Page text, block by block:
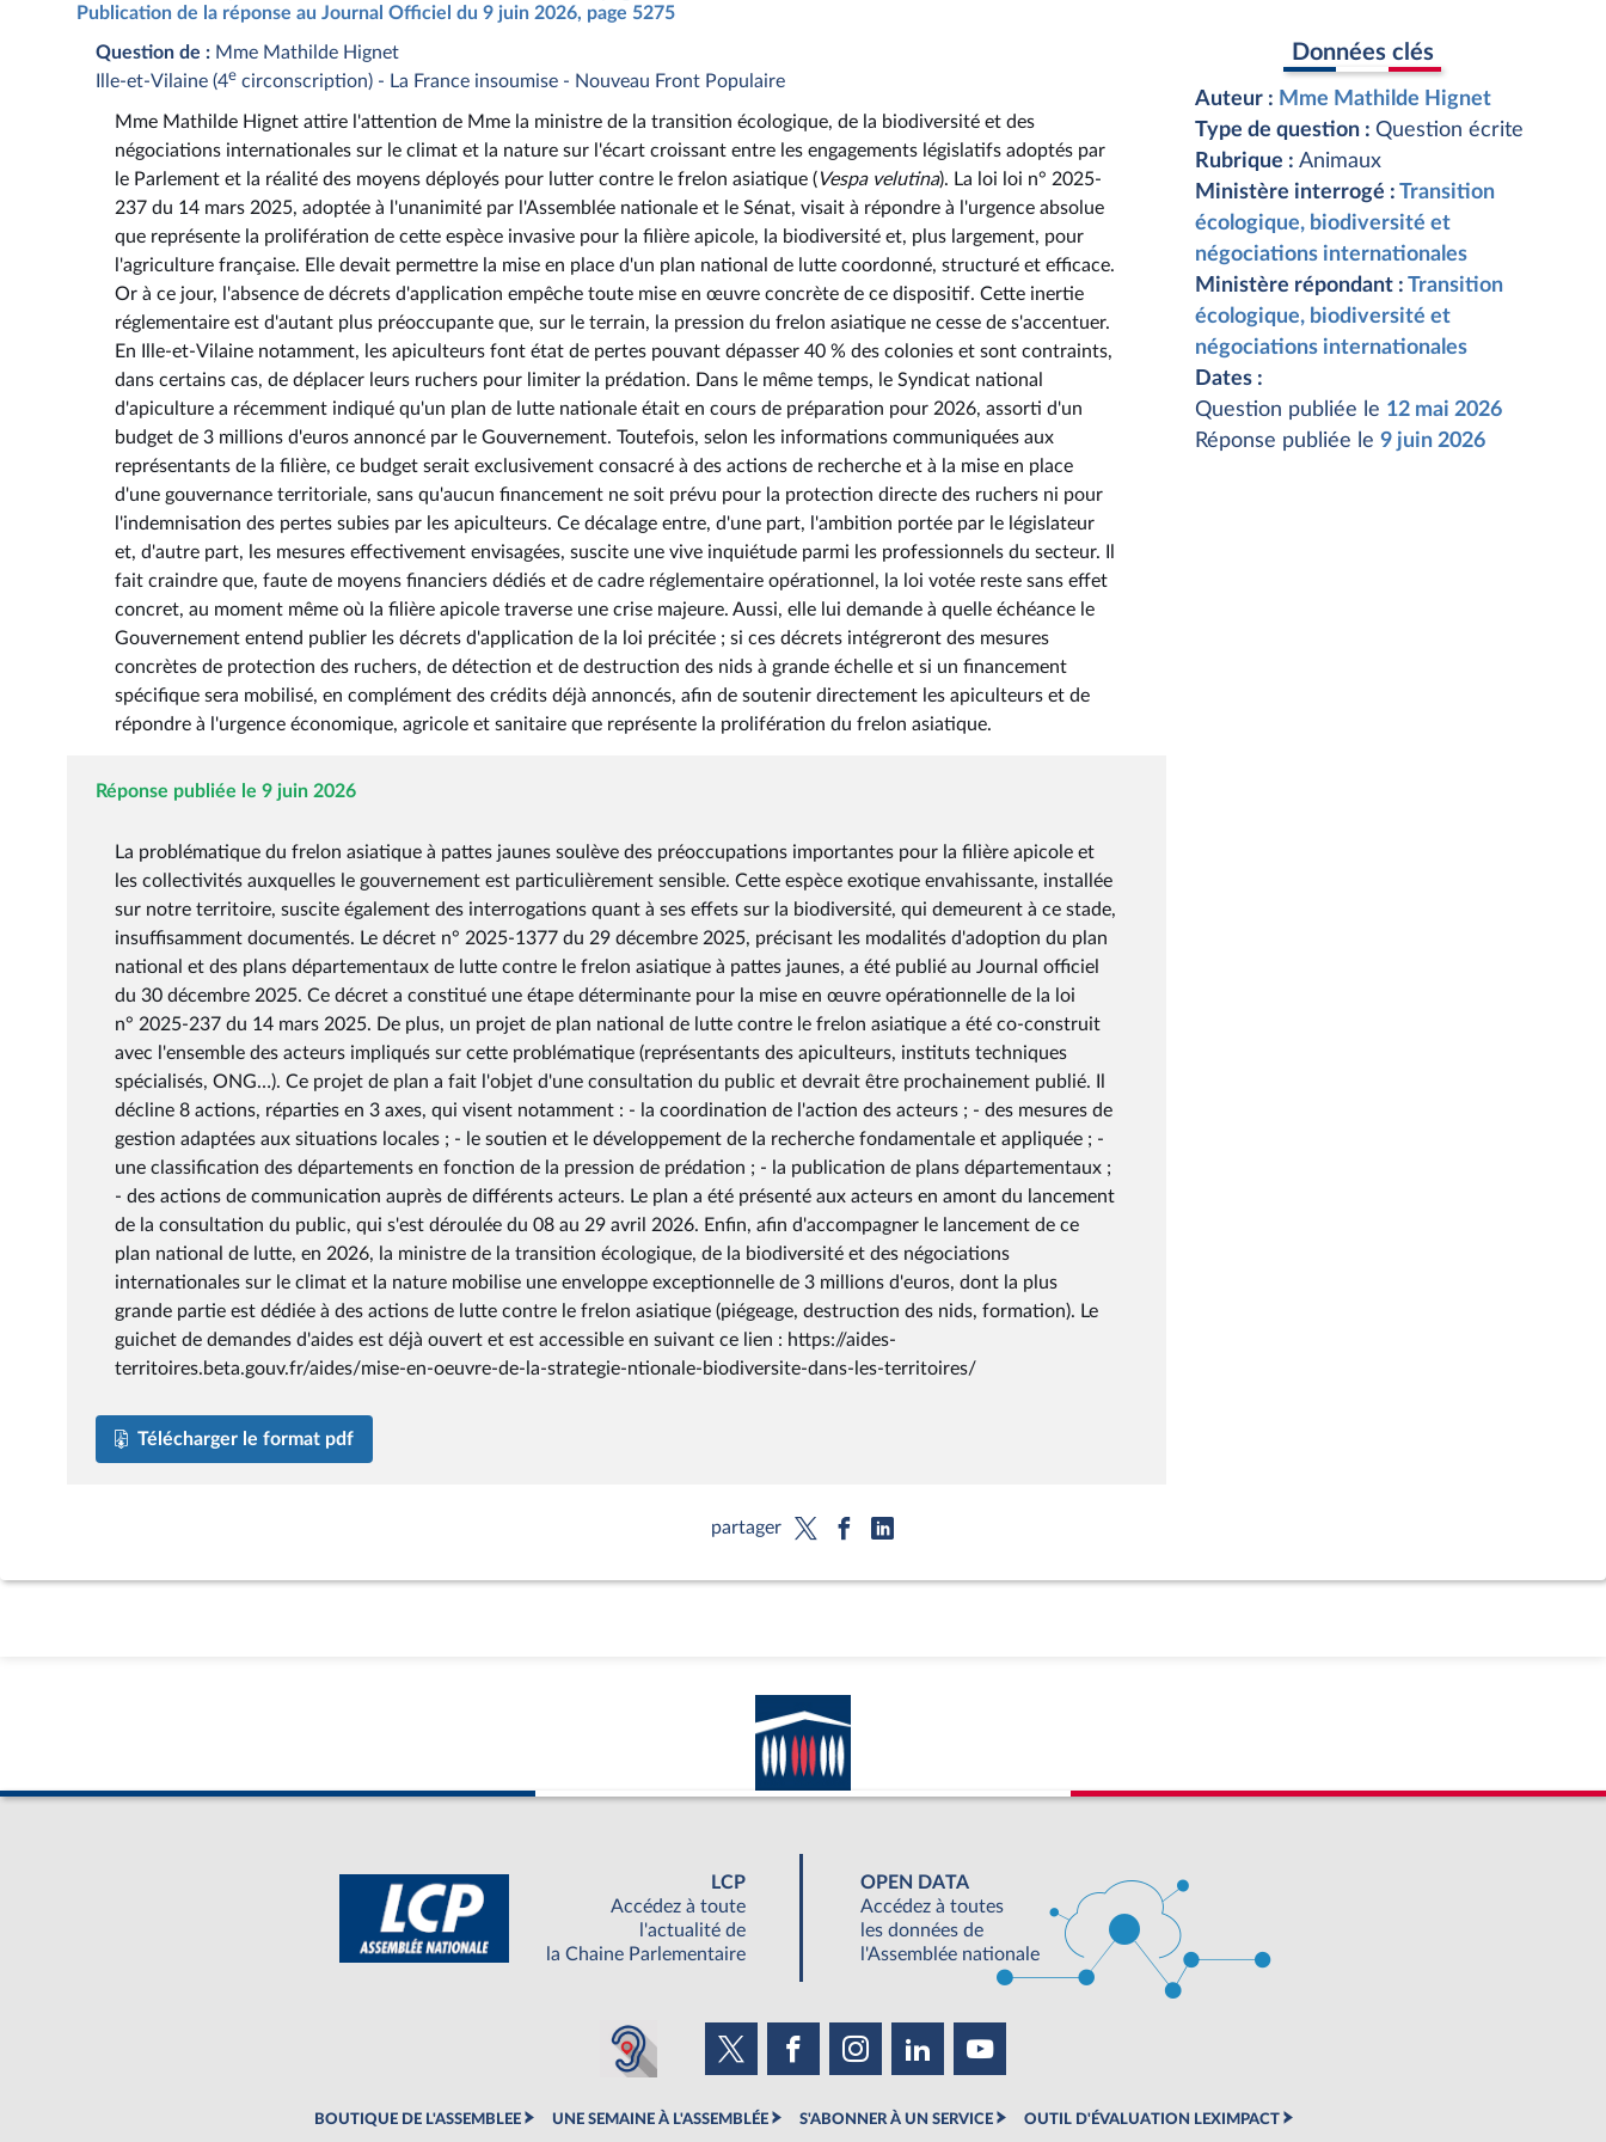
Publication de la réponse au Journal Officiel du 9 juin 2026, page 5275
Question de : Mme Mathilde Hignet
Ille-et-Vilaine (4e circonscription) - La France insoumise - Nouveau Front Populaire
Mme Mathilde Hignet attire l'attention de Mme la ministre de la transition écologique, de la biodiversité et des
négociations internationales sur le climat et la nature sur l'écart croissant entre les engagements législatifs adoptés par
le Parlement et la réalité des moyens déployés pour lutter contre le frelon asiatique (Vespa velutina). La loi loi n° 2025-
237 du 14 mars 2025, adoptée à l'unanimité par l'Assemblée nationale et le Sénat, visait à répondre à l'urgence absolue
que représente la prolifération de cette espèce invasive pour la filière apicole, la biodiversité et, plus largement, pour
l'agriculture française. Elle devait permettre la mise en place d'un plan national de lutte coordonné, structuré et efficace.
Or à ce jour, l'absence de décrets d'application empêche toute mise en œuvre concrète de ce dispositif. Cette inertie
réglementaire est d'autant plus préoccupante que, sur le terrain, la pression du frelon asiatique ne cesse de s'accentuer.
En Ille-et-Vilaine notamment, les apiculteurs font état de pertes pouvant dépasser 40 % des colonies et sont contraints,
dans certains cas, de déplacer leurs ruchers pour limiter la prédation. Dans le même temps, le Syndicat national
d'apiculture a récemment indiqué qu'un plan de lutte nationale était en cours de préparation pour 2026, assorti d'un
budget de 3 millions d'euros annoncé par le Gouvernement. Toutefois, selon les informations communiquées aux
représentants de la filière, ce budget serait exclusivement consacré à des actions de recherche et à la mise en place
d'une gouvernance territoriale, sans qu'aucun financement ne soit prévu pour la protection directe des ruchers ni pour
l'indemnisation des pertes subies par les apiculteurs. Ce décalage entre, d'une part, l'ambition portée par le législateur
et, d'autre part, les mesures effectivement envisagées, suscite une vive inquiétude parmi les professionnels du secteur. Il
fait craindre que, faute de moyens financiers dédiés et de cadre réglementaire opérationnel, la loi votée reste sans effet
concret, au moment même où la filière apicole traverse une crise majeure. Aussi, elle lui demande à quelle échéance le
Gouvernement entend publier les décrets d'application de la loi précitée ; si ces décrets intégreront des mesures
concrètes de protection des ruchers, de détection et de destruction des nids à grande échelle et si un financement
spécifique sera mobilisé, en complément des crédits déjà annoncés, afin de soutenir directement les apiculteurs et de
répondre à l'urgence économique, agricole et sanitaire que représente la prolifération du frelon asiatique.
Réponse publiée le 9 juin 2026
La problématique du frelon asiatique à pattes jaunes soulève des préoccupations importantes pour la filière apicole et
les collectivités auxquelles le gouvernement est particulièrement sensible. Cette espèce exotique envahissante, installée
sur notre territoire, suscite également des interrogations quant à ses effets sur la biodiversité, qui demeurent à ce stade,
insuffisamment documentés. Le décret n° 2025-1377 du 29 décembre 2025, précisant les modalités d'adoption du plan
national et des plans départementaux de lutte contre le frelon asiatique à pattes jaunes, a été publié au Journal officiel
du 30 décembre 2025. Ce décret a constitué une étape déterminante pour la mise en œuvre opérationnelle de la loi
n° 2025-237 du 14 mars 2025. De plus, un projet de plan national de lutte contre le frelon asiatique a été co-construit
avec l'ensemble des acteurs impliqués sur cette problématique (représentants des apiculteurs, instituts techniques
spécialisés, ONG…). Ce projet de plan a fait l'objet d'une consultation du public et devrait être prochainement publié. Il
décline 8 actions, réparties en 3 axes, qui visent notamment : - la coordination de l'action des acteurs ; - des mesures de
gestion adaptées aux situations locales ; - le soutien et le développement de la recherche fondamentale et appliquée ; -
une classification des départements en fonction de la pression de prédation ; - la publication de plans départementaux ;
- des actions de communication auprès de différents acteurs. Le plan a été présenté aux acteurs en amont du lancement
de la consultation du public, qui s'est déroulée du 08 au 29 avril 2026. Enfin, afin d'accompagner le lancement de ce
plan national de lutte, en 2026, la ministre de la transition écologique, de la biodiversité et des négociations
internationales sur le climat et la nature mobilise une enveloppe exceptionnelle de 3 millions d'euros, dont la plus
grande partie est dédiée à des actions de lutte contre le frelon asiatique (piégeage, destruction des nids, formation). Le
guichet de demandes d'aides est déjà ouvert et est accessible en suivant ce lien : https://aides-
territoires.beta.gouv.fr/aides/mise-en-oeuvre-de-la-strategie-ntionale-biodiversite-dans-les-territoires/
Télécharger le format pdf
Données clés
Auteur : Mme Mathilde Hignet
Type de question : Question écrite
Rubrique : Animaux
Ministère interrogé : Transition
écologique, biodiversité et
négociations internationales
Ministère répondant : Transition
écologique, biodiversité et
négociations internationales
Dates :
Question publiée le 12 mai 2026
Réponse publiée le 9 juin 2026
partager
LCP
Accédez à toute
l'actualité de
la Chaine Parlementaire
OPEN DATA
Accédez à toutes
les données de
l'Assemblée nationale
BOUTIQUE DE L'ASSEMBLEE UNE SEMAINE À L'ASSEMBLÉE S'ABONNER À UN SERVICE OUTIL D'ÉVALUATION LEXIMPACT